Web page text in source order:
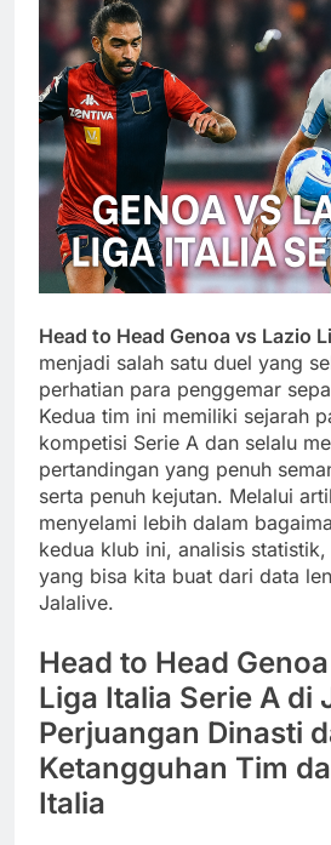
Head to Head Genoa vs Lazio
menjadi salah satu duel yang
perhatian para penggemar
Kedua tim ini memiliki sejarah
kompetisi Serie A dan selalu
pertandingan yang penuh
serta penuh kejutan. Melalui
menyelami lebih dalam
kedua klub ini, analisis
yang bisa kita buat dari data
Jalalive.
Head to Head
Liga Italia Serie A di
Perjuangan Dinasti
Ketangguhan Tim
Italia